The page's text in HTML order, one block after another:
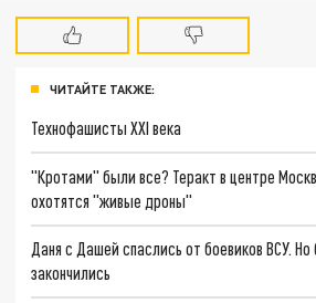
ЧИТАЙТЕ ТАКЖЕ:
Технофашисты XXI века
"Кротами" были все? Теракт в центре
охотятся "живые дроны"
Даня с Дашей спаслись от боевиков ВСУ.
закончились